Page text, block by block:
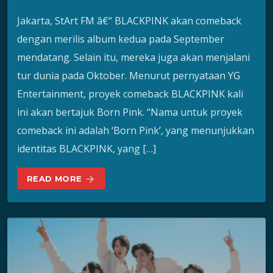
Jakarta, StArt FM â€“ BLACKPINK akan comeback
dengan merilis album kedua pada September
mendatang. Selain itu, mereka juga akan menjalani
tur dunia pada Oktober. Menurut pernyataan YG
Entertainment, proyek comeback BLACKPINK kali
ini akan bertajuk Born Pink. “Nama untuk proyek
comeback ini adalah ‘Born Pink’, yang menunjukkan
identitas BLACKPINK, yang […]
READ MORE arrow_forward